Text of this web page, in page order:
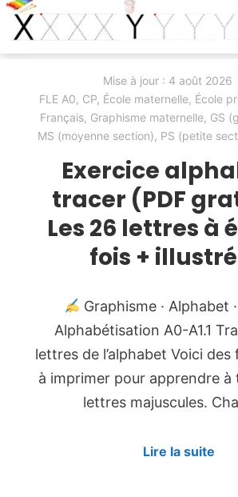
Mise à jour : 4 août 2026
FLE A0, CP, École maternelle, École
Français, Graphisme maternelle, GS
MS (moyenne section), PS (petite
Exercice
tracer (PDF
Les 26 lettres à
fois + illustré
Graphisme · Alphabet ·
Alphabétisation A0-A1.1
lettres de l’alphabet Voici
à imprimer pour apprendre à
lettres majuscules.
Lire la suite